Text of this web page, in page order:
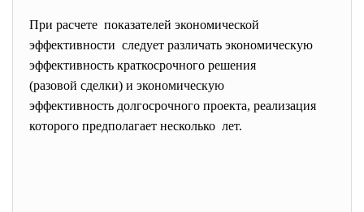
При расчете показателей экономической
эффективности следует различать экономическую
эффективность краткосрочного решения
(разовой сделки) и экономическую
эффективность долгосрочного проекта, реализация
которого предполагает несколько лет.